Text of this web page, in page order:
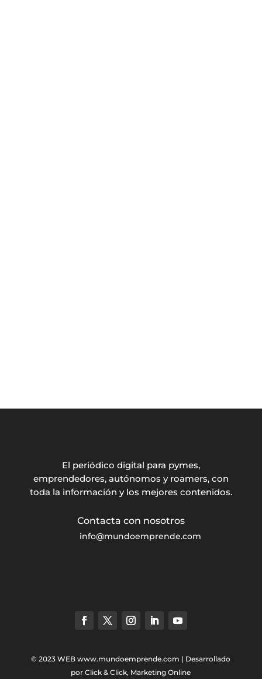
El periódico digital para pymes,
emprendedores, autónomos y roamers, con
toda la información y los mejores contenidos.
info@mundoemprende.com
© 2023 WEBwww.mundoemprende.com | Desarrollado
porClick & Click, Marketing Online